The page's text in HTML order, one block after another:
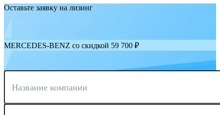
Оставьте заявку на лизинг
MERCEDES-BENZ со скидкой 59 700 ₽
Название компании